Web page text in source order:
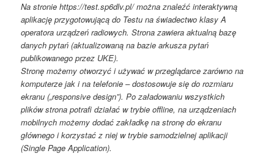
Na stronie https://test.sp6dlv.pl/ można znaleźć interaktywną
aplikację przygotowującą do Testu na świadectwo klasy A
operatora urządzeń radiowych. Strona zawiera aktualną bazę
danych pytań (aktualizowaną na bazie arkusza pytań
publikowanego przez UKE).
Stronę możemy otworzyć i używać w przeglądarce zarówno na
komputerze jak i na telefonie – dostosowuje się do rozmiaru
ekranu („responsive design”). Po załadowaniu wszystkich
plików strona potrafi działać w trybie offline, na urządzeniach
mobilnych możemy dodać zakładkę na stronę do ekranu
głównego i korzystać z niej w trybie samodzielnej aplikacji
(Single Page Application).